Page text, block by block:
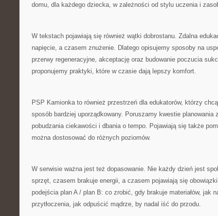
domu, dla każdego dziecka, w zależności od stylu uczenia i
W tekstach pojawiają się również wątki dobrostanu. Zdalna
napięcie, a czasem znużenie. Dlatego opisujemy sposoby na
przerwy regeneracyjne, akceptację oraz budowanie poczucia
proponujemy praktyki, które w czasie dają lepszy komfort.
PSP Kamionka to również przestrzeń dla edukatorów, którzy
sposób bardziej uporządkowany. Poruszamy kwestie planowania
pobudzania ciekawości i dbania o tempo. Pojawiają się także
można dostosować do różnych poziomów.
W serwisie ważna jest też dopasowanie. Nie każdy dzień jest
sprzęt, czasem brakuje energii, a czasem pojawiają się
podejścia plan A / plan B: co zrobić, gdy brakuje materiałów, jak
przytłoczenia, jak odpuścić mądrze, by nadal iść do przodu.